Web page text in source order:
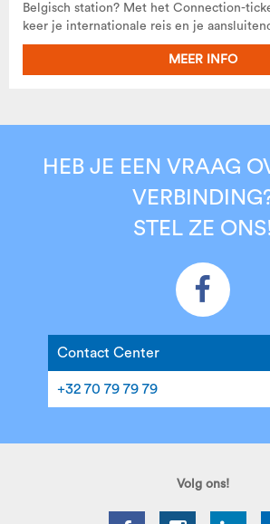
Belgisch station? Met het Connection-
keer je internationale reis en je
MEER INFO
HEB JE EEN VRAAG
STEL ZE
Contact Center
+32 70 79 79 79
Volg ons!